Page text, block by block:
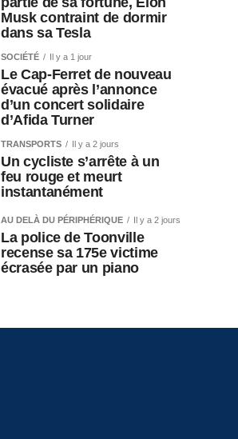
Musk contraint de dormir
dans sa Tesla
SOCIÉTÉ Il y a 1 jour
Le Cap-Ferret de nouveau
évacué après l’annonce
d’un concert solidaire
d’Afida Turner
TRANSPORTS Il y a 2 jours
Un cycliste s’arrête à un
feu rouge et meurt
instantanément
AU DELÀ DU PÉRIPHÉRIQUE Il y a 2 jours
La police de Toonville
recense sa 175e victime
écrasée par un piano